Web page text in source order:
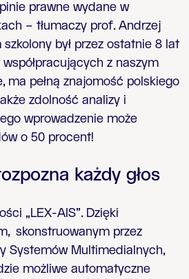
prawne wydane w
– tłumaczy prof. Andrzej
był przez ostatnie 8 lat
z naszym
ma pełną znajomość polskiego
zdolność analizy i
wprowadzenie może
o 50 procent!
każdy głos
„LEX-AIS”. Dzięki
skonstruowanym przez
Systemów Multimedialnych,
możliwe automatyczne